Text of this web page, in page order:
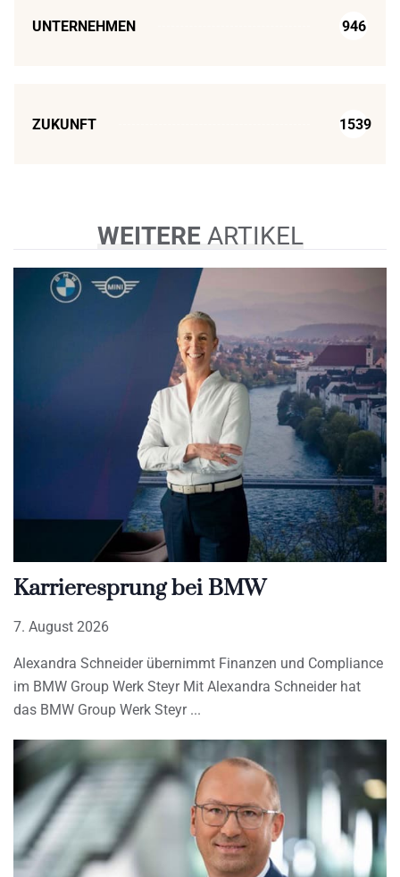
UNTERNEHMEN 946
ZUKUNFT 1539
WEITEREARTIKEL
Karrieresprung bei BMW
7. August 2026
Alexandra Schneider übernimmt Finanzen und Compliance
im BMW Group Werk Steyr Mit Alexandra Schneider hat
das BMW Group Werk Steyr